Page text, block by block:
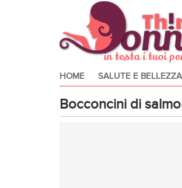
HOME SALUTE E BELLEZZA
Bocconcini di